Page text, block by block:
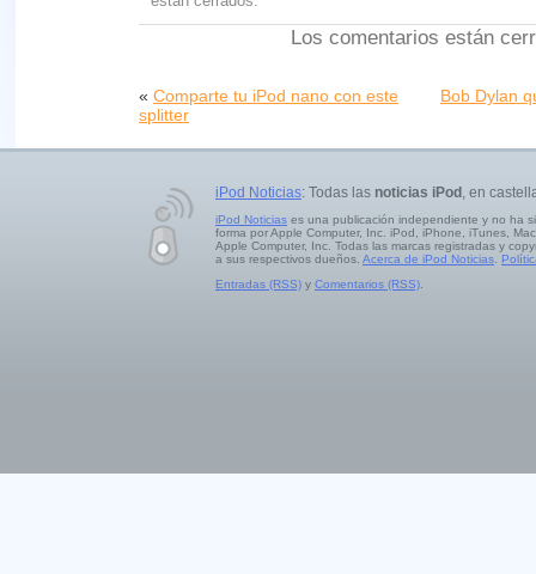
Los comentarios están
« Comparte tu iPod nano con este
splitter
Bob Dylan
iPod Noticias: Todas las noticias iPod , en
iPod Noticias es una publicación independiente y no ha
forma por Apple Computer, Inc. iPod, iPhone, iTunes,
Apple Computer, Inc. Todas las marcas registradas y
a sus respectivos dueños. Acerca de iPod Noticias
Entradas (RSS) y Comentarios (RSS)